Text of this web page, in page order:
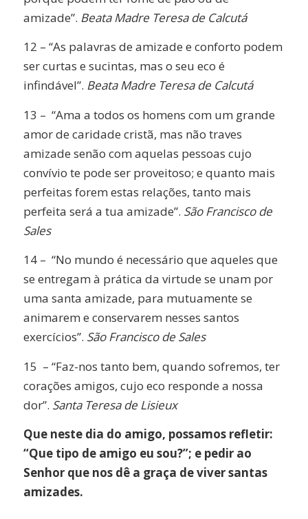
amizade”. Beata Madre Teresa de Calcutá
12 – “As palavras de amizade e conforto podem
ser curtas e sucintas, mas o seu eco é
infindável”. Beata Madre Teresa de Calcutá
13 – “Ama a todos os homens com um grande
amor de caridade cristã, mas não traves
amizade senão com aquelas pessoas cujo
convívio te pode ser proveitoso; e quanto mais
perfeitas forem estas relações, tanto mais
perfeita será a tua amizade”. São Francisco de
Sales
14 – “No mundo é necessário que aqueles que
se entregam à prática da virtude se unam por
uma santa amizade, para mutuamente se
animarem e conservarem nesses santos
exercícios”. São Francisco de Sales
15 – “Faz-nos tanto bem, quando sofremos, ter
corações amigos, cujo eco responde a nossa
dor”. Santa Teresa de Lisieux
Que neste dia do amigo, possamos refletir:
“Que tipo de amigo eu sou?”; e pedir ao
Senhor que nos dê a graça de viver santas
amizades.